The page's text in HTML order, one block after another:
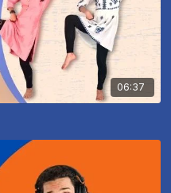
06:37